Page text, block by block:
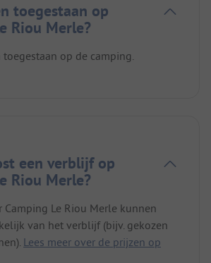
toegestaan op
Riou Merle?
toegestaan op de camping.
een verblijf op
Riou Merle?
Camping Le Riou Merle kunnen
van het verblijf (bijv. gekozen
Lees meer over de prijzen op